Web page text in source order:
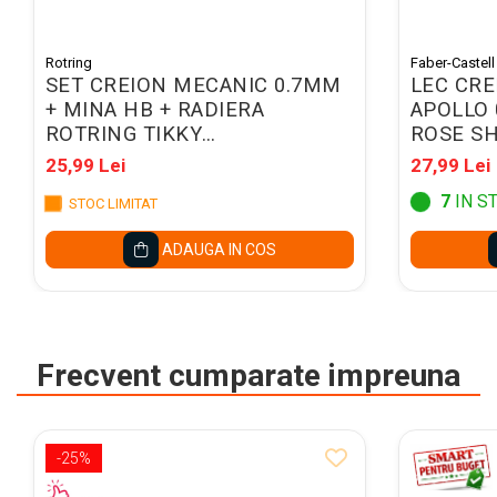
Indecsi autoadezivi,
pagemarkere
Separatoare index si
separatoare biblioraft
Dosare extensibile
Dosare suspendabile si
Mape de prezentare cu folii
Serviete pentru documente
Rotring
SET CREION MECANIC 0.7MM
+ MINA HB + RADIERA
ROTRING TIKKY
06504/1904816
25,99 Lei
STOC LIMITAT
ADAUGA IN COS
Faber-Castell
LEC
ROSE
27,99 Lei
7IN
Frecvent cumparate impreuna
-25%